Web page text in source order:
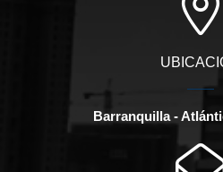
Barranquilla -